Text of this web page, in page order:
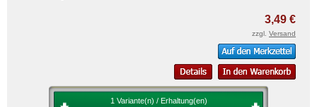
Lichtenfels a. Main
3,49 €
zzgl. Versand
1 Variante(n) / Erhaltung(en)